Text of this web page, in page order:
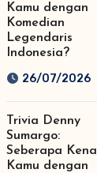
Kamu dengan
Komedian
Legendaris
Indonesia?
26/07/2026
Trivia Denny
Sumargo:
Seberapa Kenal
Kamu dengan